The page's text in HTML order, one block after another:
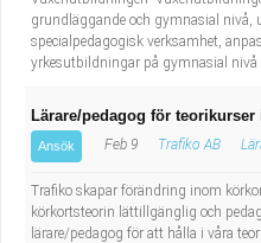
grundläggande och gymnasial nivå,
specialpedagogisk verksamhet,
yrkesutbildningar på gymnasial nivå
Lärare/pedagog för
Ansök Feb 9 Trafiko AB
Trafiko skapar förändring inom
körkortsteorin lättillgänglig och
lärare/pedagog för att hålla i våra